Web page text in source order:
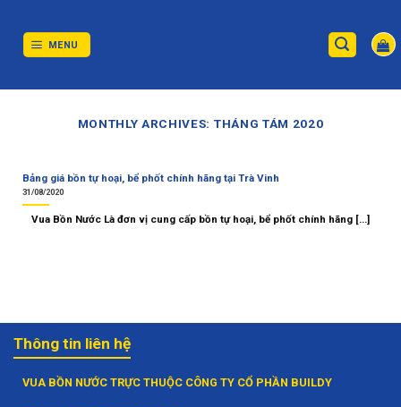
content
MENU
MONTHLY ARCHIVES: THÁNG TÁM 2020
Bảng giá bồn tự hoại, bể phốt chính hãng tại Trà Vinh
31/08/2020
Vua Bồn Nước Là đơn vị cung cấp bồn tự hoại, bể phốt chính hãng [...]
Thông tin liên hệ
VUA BỒN NƯỚC TRỰC THUỘC CÔNG TY CỔ PHẦN BUILDY